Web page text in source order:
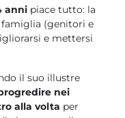
anni piace tutto: la
famiglia (genitori e
e mettersi
il suo illustre
nei
alla volta per